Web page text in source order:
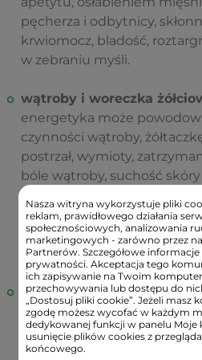
pęcherza i odbytnicy,
krwiomocz, bladość,
w zebraniu myśli.
wątroby i woreczka
energetyka może
czynności wątroby,
postrzał, wymioty,
bóle wątroby, suchość
miesiączkowania, żółte
moczu, niewyraźne
sztywne stawy, gniew,
emocji.
płuc- objawy braku
problemy z oddychaniem,
obniżona tolerancja na
ramion, bóle w kręgosłupie
Nasza witryna wykorzystuje pliki
reklam, prawidłowego działania
społecznościowych, analizowania
marketingowych - zarówno przez
Partnerów. Szczegółowe
prywatności. Akceptacja tego
ich zapisywanie na Twoim
przechowywania lub dostępu do
„Dostosuj pliki cookie”. Jeżeli masz
zgodę możesz wycofać w każdym
dedykowanej funkcji w panelu Moje
usunięcie plików cookies z
końcowego.